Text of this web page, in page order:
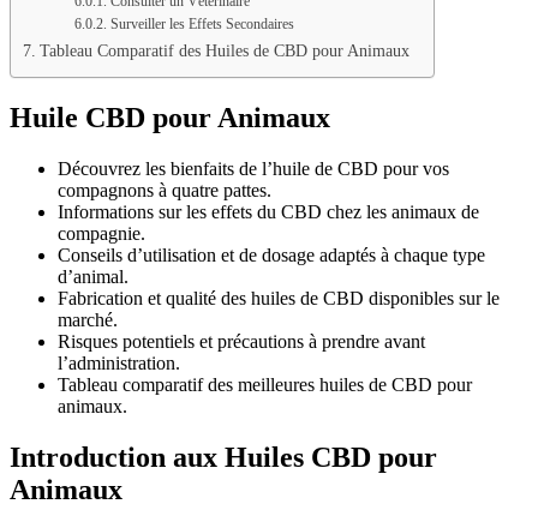
Surveiller les Effets Secondaires
Tableau Comparatif des Huiles de CBD pour Animaux
Huile CBD pour Animaux
Découvrez les bienfaits de l’huile de CBD pour vos
compagnons à quatre pattes.
Informations sur les effets du CBD chez les animaux de
compagnie.
Conseils d’utilisation et de dosage adaptés à chaque type
d’animal.
Fabrication et qualité des huiles de CBD disponibles sur le
marché.
Risques potentiels et précautions à prendre avant
l’administration.
Tableau comparatif des meilleures huiles de CBD pour
animaux.
Introduction aux Huiles CBD pour
Animaux